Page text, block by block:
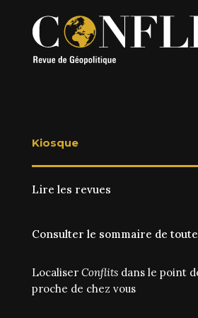
Kiosque
Lire les revues
Consulter le sommaire de
Localiser Conflitsdans le point
proche de chez vous